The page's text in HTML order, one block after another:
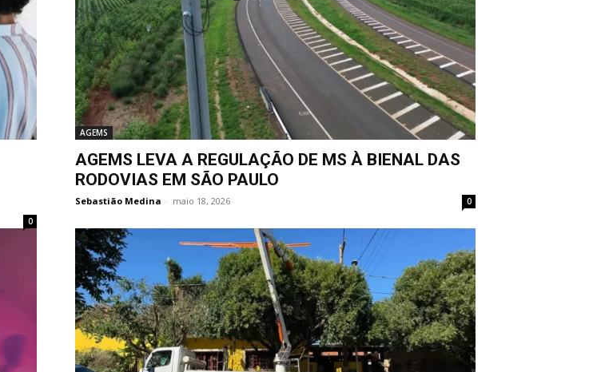
0
AGEMS
AGEMS LEVA A REGULAÇÃO DE MS À BIENAL DAS
RODOVIAS EM SÃO PAULO
Sebastião Medina - maio 18, 2026 0